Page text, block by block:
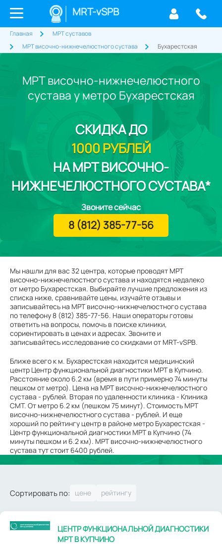
MRT-vSPB
Главная
МРТ суставов
МРТ височно-нижнечелюстного сустава
Бухарестская
МРТ височно-нижнечелюстного
сустава у метро Бухарестская
Мы нашли для вас 32 центра, которые проводят МРТ
височно-нижнечелюстного сустава и находятся недалеко
от метро Бухарестская. Выбирайте лучшие предложения из
списка ниже, сравнивайте цены, изучайте отзывы и
записывайтесь на МРТ височно-нижнечелюстного сустава
по телефону 8 (812) 385-77-56. Наши операторы готовы
ответить на вопросы, помочь в поиске клиники,
сориентировать в ценах и адресах. Звоните и
записывайтесь исследование со скидками от MRT-vSPB.
Ближе всего к м. Бухарестская находится медицинский
центр Центр функциональной диагностики МРТ в Купчино.
Расстояние около 6.2 км (время в пути примерно 74 минуты
пешком от метро). Цена на МРТ височно-нижнечелюстного
сустава - рублей. Вторая по удаленности клиника - Клиника
СМТ. От метро 6.2 км (пешком 75 минут). Стоимость МРТ
височно-нижнечелюстного сустава - рублей. И еще
хороший по рейтингу центр в районе метро Бухарестская -
Центр функциональной диагностики МРТ в Купчино (74
минуты пешком и 6.2 км). МРТ височно-нижнечелюстного
сустава тут стоит 6400 рублей.
СКИДКАДО
1000 РУБЛЕЙ
НА МРТ ВИСОЧНО-
НИЖНЕЧЕЛЮСТНОГО СУСТАВА*
Звоните сейчас
8 (812) 385-77-56
Сортировать по:
ЦЕНТР ФУНКЦИОНАЛЬНОЙ ДИАГНОСТИКИ
МРТ В КУПЧИНО